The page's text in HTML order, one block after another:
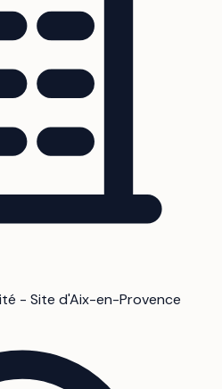
- Site d'Aix-en-Provence